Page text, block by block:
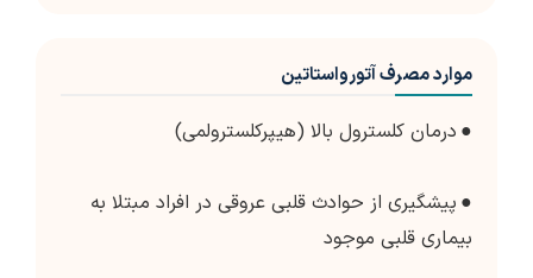
موارد مصرف آتورواستاتین
● درمان کلسترول بالا (هیپرکلسترولمی)
● پیشگیری از حوادث قلبی عروقی در افراد مبتلا به
بیماری قلبی موجود